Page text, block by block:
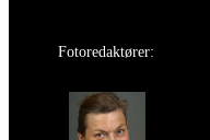
Fotoredaktører: